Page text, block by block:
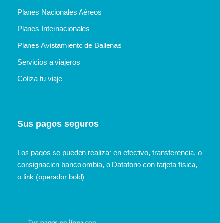
Planes Nacionales Aéreos
Planes Internacionales
Planes Avistamiento de Ballenas
Servicios a viajeros
Cotiza tu viaje
Sus pagos seguros
Los pagos se pueden realizar en efectivo, transferencia, o
consignacion bancolombia, o Datafono con tarjeta física,
o link (operador bold)